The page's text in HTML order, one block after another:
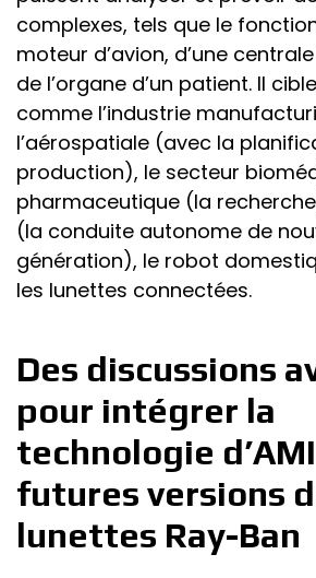
complexes, tels que le
moteur d’avion, d’une
de l’organe d’un patient. Il
comme l’industrie
l’aérospatiale (avec la
production), le secteur
pharmaceutique (la
(la conduite autonome de
génération), le robot
les lunettes connectées.
Des discussions
pour intégrer la
technologie
futures versions
lunettes Ray-Ban